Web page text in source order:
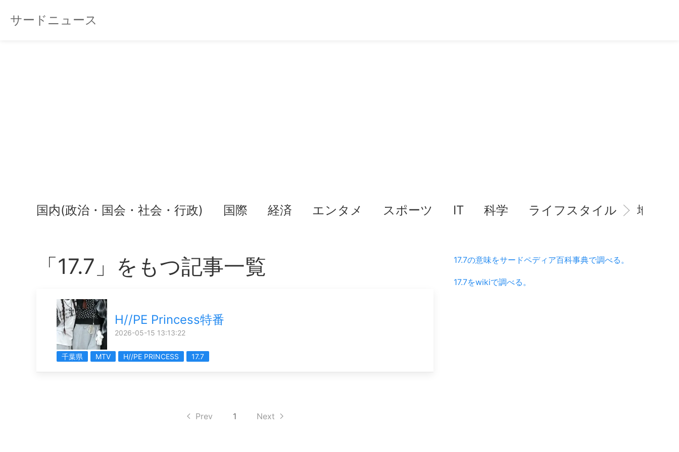
サードニュース
国内(政治・国会・社会・行政) 国際 経済 エンタメ スポーツ IT 科学 ライフスタイル 地域情
「17.7」をもつ記事一覧
H//PE Princess特番
2026-05-15 13:13:22
千葉県 MTV H//PE PRINCESS 17.7
Prev 1 Next
17.7の意味をサードペディア百科事典で調べる。
17.7をwikiで調べる。